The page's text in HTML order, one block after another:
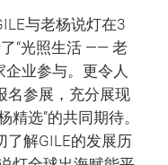
与老杨说灯在3
“光照生活 —— 老
企业参与。更令人
名参展，充分展现
选”的共同期待。
了解GILE的发展历